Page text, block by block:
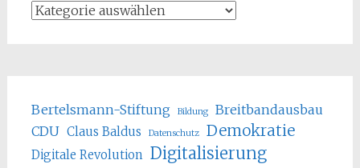
Bertelsmann-Stiftung Bildung
Breitbandausbau
CDU Claus Baldus Datenschutz Demokratie
Digitale Revolution Digitalisierung